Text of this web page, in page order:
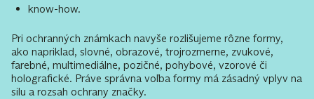
know-how.
Pri ochranných známkach navyše rozlišujeme rôzne formy,
ako napriklad, slovné, obrazové, trojrozmerne, zvukové,
farebné, multimediálne, pozičné, pohybové, vzorové či
holografické. Práve správna voľba formy má zásadný vplyv na
silu a rozsah ochrany značky.